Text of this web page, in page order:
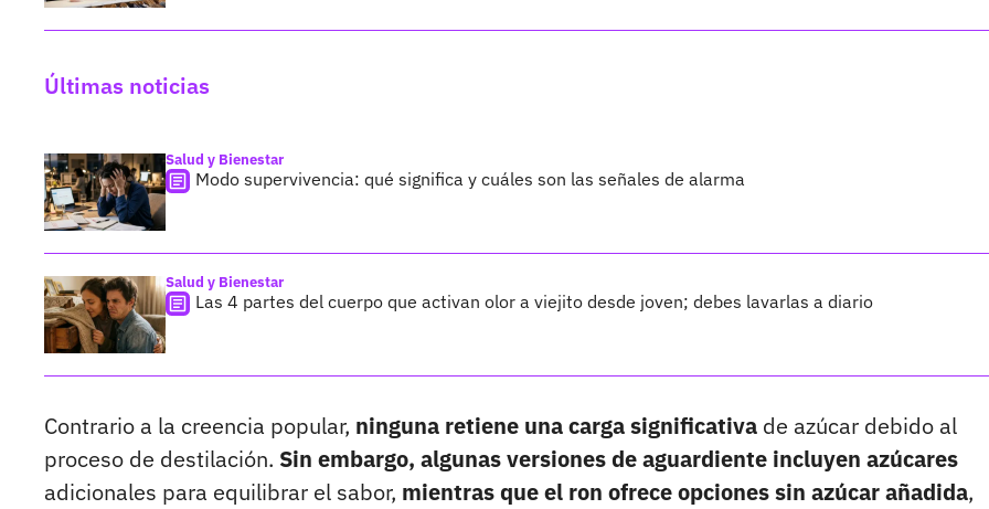
Últimas noticias
Salud y Bienestar
Modo supervivencia: qué significa y cuáles son las señales de alarma
Salud y Bienestar
Las 4 partes del cuerpo que activan olor a viejito desde joven; debes lavarlas a diario
Contrario a la creencia popular, ninguna retiene una carga significativa de azúcar debido al
proceso de destilación. Sin embargo, algunas versiones de aguardiente incluyen azúcares
adicionales para equilibrar el sabor, mientras que el ron ofrece opciones sin azúcar añadida,